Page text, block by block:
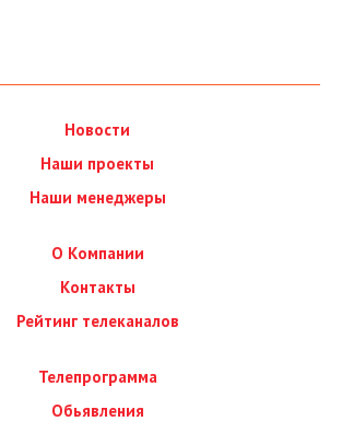
Новости
Наши проекты
Наши менеджеры
О Компании
Контакты
Рейтинг телеканалов
Телепрограмма
Обьявления